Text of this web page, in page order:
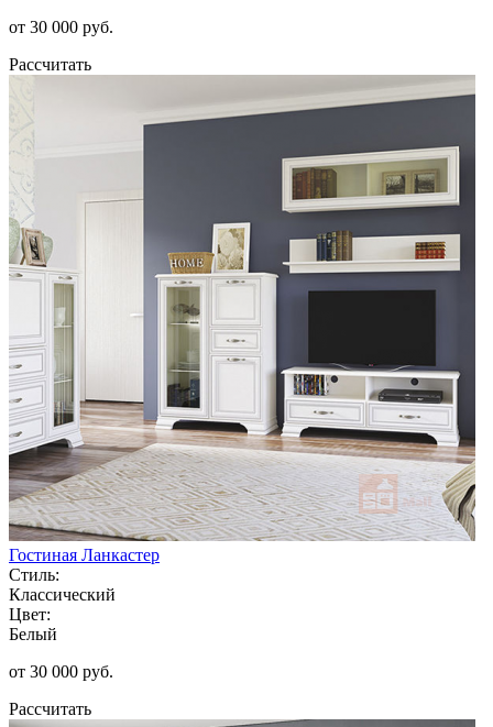
от 30 000 руб.
Рассчитать
Гостиная Ланкастер
Стиль:
Классический
Цвет:
Белый
от 30 000 руб.
Рассчитать